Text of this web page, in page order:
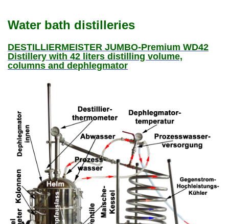
Water bath distilleries
DESTILLIERMEISTER JUMBO-Premium WD42
Distillery with 42 liters distilling volume,
columns and dephlegmator